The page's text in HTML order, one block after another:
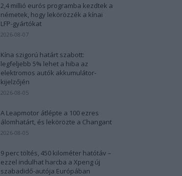
2,4 millió eurós programba kezdtek a
németek, hogy lekörözzék a kínai
LFP-gyártókat
2026-08-07
Kína szigorú határt szabott:
legfeljebb 5% lehet a hiba az
elektromos autók akkumulátor-
kijelzőjén
2026-08-05
A Leapmotor átlépte a 100 ezres
álomhatárt, és lekörözte a Changant
2026-08-05
9 perc töltés, 450 kilométer hatótáv –
ezzel indulhat harcba a Xpeng új
szabadidő-autója Európában